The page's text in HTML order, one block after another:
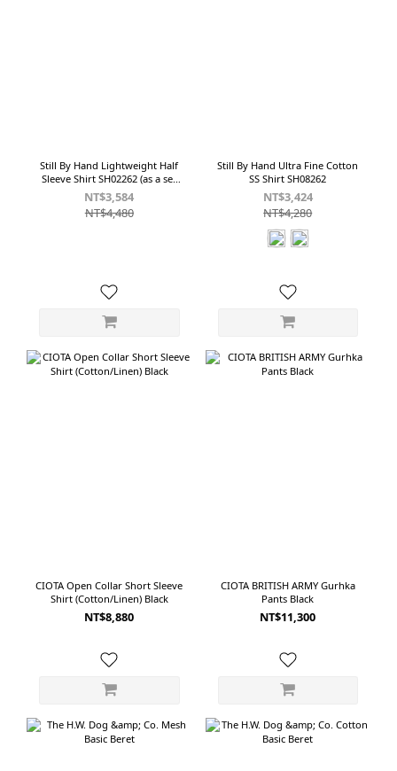
Still By Hand Lightweight Half
Sleeve Shirt SH02262 (as a set
with PT04262)
NT$3,584
NT$4,480
Still By Hand Ultra Fine Cotton
SS Shirt SH08262
NT$3,424
NT$4,280
CIOTA Open Collar Short Sleeve
Shirt (Cotton/Linen) Black
NT$8,880
CIOTA BRITISH ARMY Gurhka
Pants Black
NT$11,300